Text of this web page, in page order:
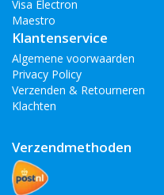
Visa Electron
Maestro
Klantenservice
Algemene voorwaarden
Privacy Policy
Verzenden & Retourneren
Klachten
Verzendmethoden